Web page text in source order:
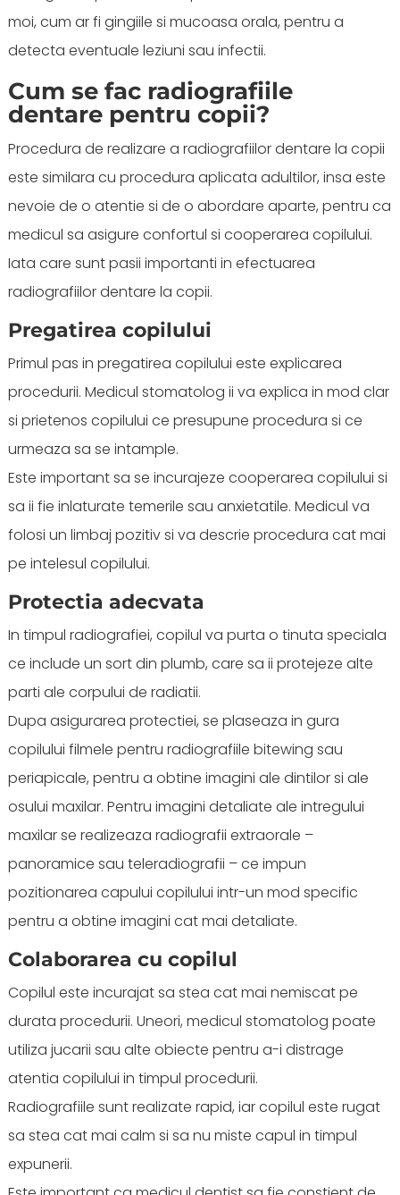
moi, cum ar fi gingiile si mucoasa orala, pentru a
detecta eventuale leziuni sau infectii.
Cum se fac radiografiile
dentare pentru copii?
Procedura de realizare a radiografiilor dentare la copii
este similara cu procedura aplicata adultilor, insa este
nevoie de o atentie si de o abordare aparte, pentru ca
medicul sa asigure confortul si cooperarea copilului.
Iata care sunt pasii importanti in efectuarea
radiografiilor dentare la copii.
Pregatirea copilului
Primul pas in pregatirea copilului este explicarea
procedurii. Medicul stomatolog ii va explica in mod clar
si prietenos copilului ce presupune procedura si ce
urmeaza sa se intample.
Este important sa se incurajeze cooperarea copilului si
sa ii fie inlaturate temerile sau anxietatile. Medicul va
folosi un limbaj pozitiv si va descrie procedura cat mai
pe intelesul copilului.
Protectia adecvata
In timpul radiografiei, copilul va purta o tinuta speciala
ce include un sort din plumb, care sa ii protejeze alte
parti ale corpului de radiatii.
Dupa asigurarea protectiei, se plaseaza in gura
copilului filmele pentru radiografiile bitewing sau
periapicale, pentru a obtine imagini ale dintilor si ale
osului maxilar. Pentru imagini detaliate ale intregului
maxilar se realizeaza radiografii extraorale –
panoramice sau teleradiografii – ce impun
pozitionarea capului copilului intr-un mod specific
pentru a obtine imagini cat mai detaliate.
Colaborarea cu copilul
Copilul este incurajat sa stea cat mai nemiscat pe
durata procedurii. Uneori, medicul stomatolog poate
utiliza jucarii sau alte obiecte pentru a-i distrage
atentia copilului in timpul procedurii.
Radiografiile sunt realizate rapid, iar copilul este rugat
sa stea cat mai calm si sa nu miste capul in timpul
expunerii.